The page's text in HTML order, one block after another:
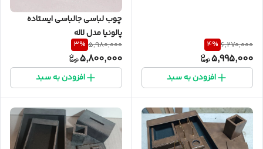
6,270,000
4%
5,995,000
افزودن به سبد
چوب لباسی جالباسی ایستاده
پالونیا مدل لاله
5,980,000
3%
5,800,000
افزودن به سبد